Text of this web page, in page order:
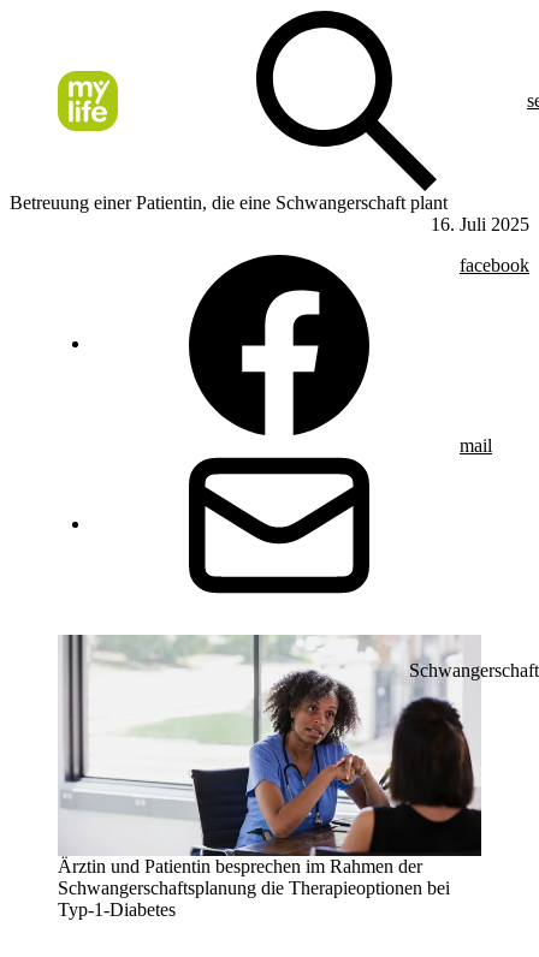
Betreuung einer Patientin, die eine Schwangerschaft plant
16. Juli 2025
facebook
mail
Schwangerschaft
Ärztin und Patientin besprechen im Rahmen der
Schwangerschaftsplanung die Therapieoptionen bei
Typ-1-Diabetes